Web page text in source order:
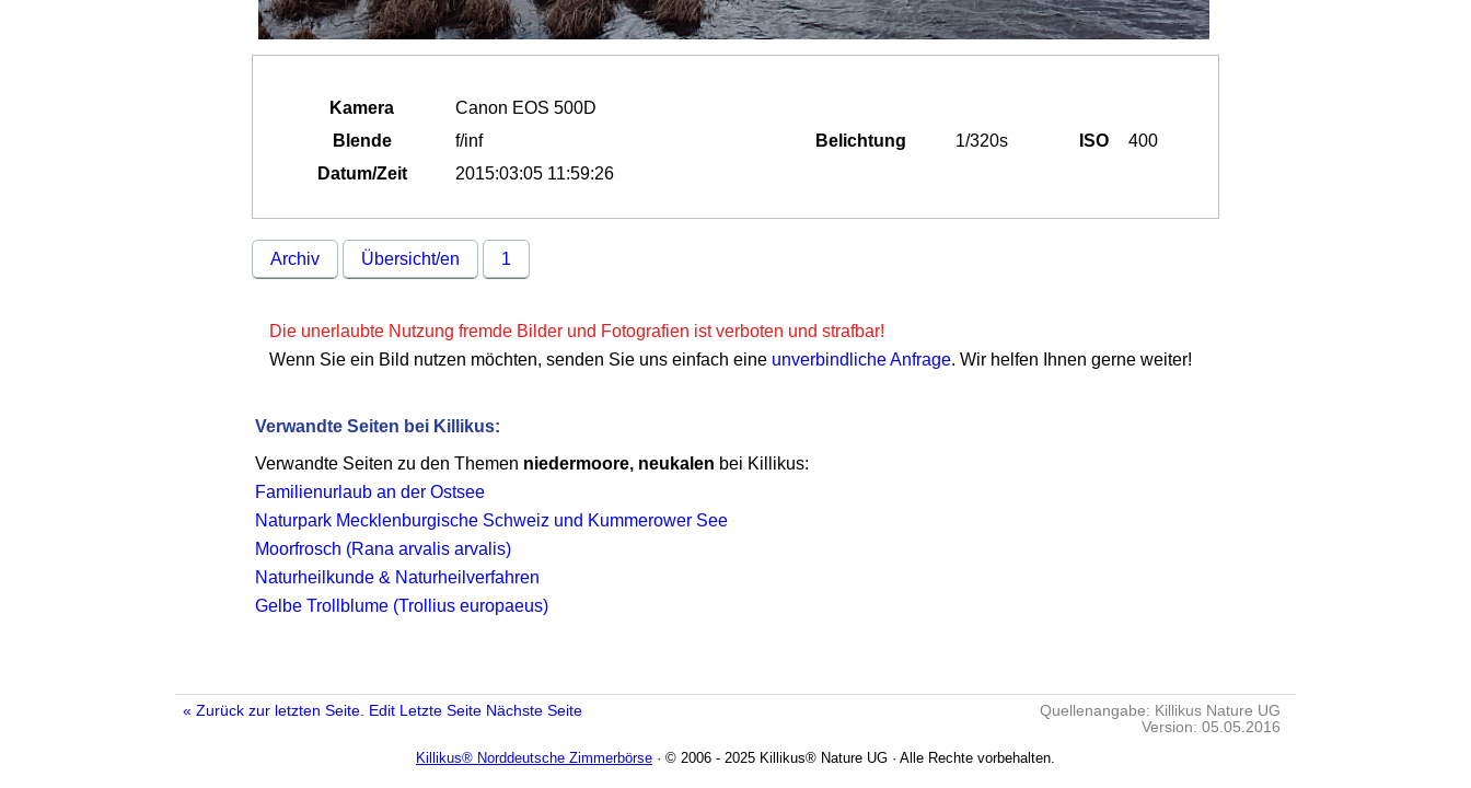
Kamera
Canon EOS 500D
Blende
f/inf Belichtung 1/320s ISO
400
Datum/Zeit
2015:03:05 11:59:26
Archiv Übersicht/en 1
Die unerlaubte Nutzung fremde Bilder und Fotografien ist verboten und strafbar!
Wenn Sie ein Bild nutzen möchten, senden Sie uns einfach eine unverbindliche Anfrage. Wir helfen Ihnen gerne weiter!
Verwandte Seiten bei Killikus:
Verwandte Seiten zu den Themen niedermoore, neukalen bei Killikus:
Familienurlaub an der Ostsee
Naturpark Mecklenburgische Schweiz und Kummerower See
Moorfrosch (Rana arvalis arvalis)
Naturheilkunde & Naturheilverfahren
Gelbe Trollblume (Trollius europaeus)
« Zurück zur letzten Seite. Edit Letzte Seite Nächste Seite
Quellenangabe: Killikus Nature UG
Version: 05.05.2016
Killikus® Norddeutsche Zimmerbörse · © 2006 - 2025 Killikus® Nature UG · Alle Rechte vorbehalten.